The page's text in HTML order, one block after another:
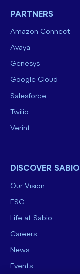
PARTNERS
Amazon Connect
Avaya
Genesys
Google Cloud
Salesforce
Twilio
Verint
DISCOVER SABIO
Our Vision
ESG
Life at Sabio
Careers
News
Events